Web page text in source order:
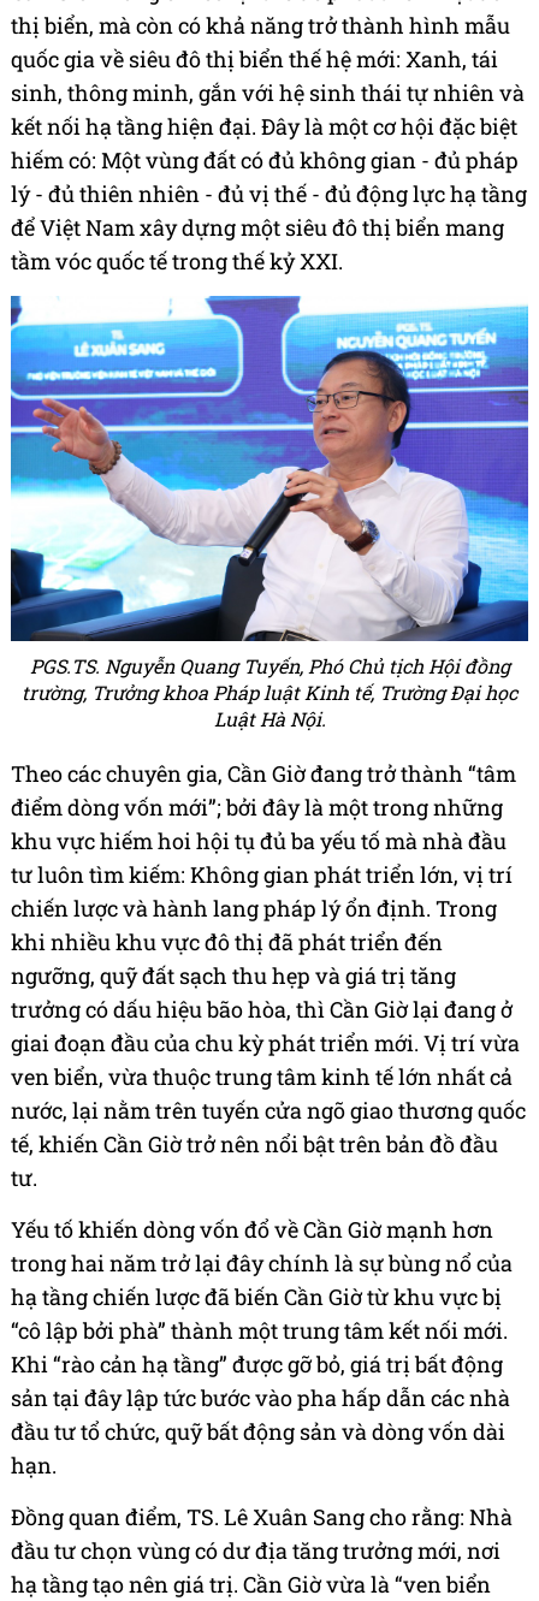
thị biển, mà còn có khả năng trở thành hình mẫu
quốc gia về siêu đô thị biển thế hệ mới: Xanh, tái
sinh, thông minh, gắn với hệ sinh thái tự nhiên và
kết nối hạ tầng hiện đại. Đây là một cơ hội đặc biệt
hiếm có: Một vùng đất có đủ không gian - đủ pháp
lý - đủ thiên nhiên - đủ vị thế - đủ động lực hạ tầng
để Việt Nam xây dựng một siêu đô thị biển mang
tầm vóc quốc tế trong thế kỷ XXI.
PGS.TS. Nguyễn Quang Tuyến, Phó Chủ tịch Hội đồng
trường, Trưởng khoa Pháp luật Kinh tế, Trường Đại học
Luật Hà Nội.
Theo các chuyên gia, Cần Giờ đang trở thành “tâm
điểm dòng vốn mới”; bởi đây là một trong những
khu vực hiếm hoi hội tụ đủ ba yếu tố mà nhà đầu
tư luôn tìm kiếm: Không gian phát triển lớn, vị trí
chiến lược và hành lang pháp lý ổn định. Trong
khi nhiều khu vực đô thị đã phát triển đến
ngưỡng, quỹ đất sạch thu hẹp và giá trị tăng
trưởng có dấu hiệu bão hòa, thì Cần Giờ lại đang ở
giai đoạn đầu của chu kỳ phát triển mới. Vị trí vừa
ven biển, vừa thuộc trung tâm kinh tế lớn nhất cả
nước, lại nằm trên tuyến cửa ngõ giao thương quốc
tế, khiến Cần Giờ trở nên nổi bật trên bản đồ đầu
tư.
Yếu tố khiến dòng vốn đổ về Cần Giờ mạnh hơn
trong hai năm trở lại đây chính là sự bùng nổ của
hạ tầng chiến lược đã biến Cần Giờ từ khu vực bị
“cô lập bởi phà” thành một trung tâm kết nối mới.
Khi “rào cản hạ tầng” được gỡ bỏ, giá trị bất động
sản tại đây lập tức bước vào pha hấp dẫn các nhà
đầu tư tổ chức, quỹ bất động sản và dòng vốn dài
hạn.
Đồng quan điểm, TS. Lê Xuân Sang cho rằng: Nhà
đầu tư chọn vùng có dư địa tăng trưởng mới, nơi
hạ tầng tạo nên giá trị. Cần Giờ vừa là “ven biển